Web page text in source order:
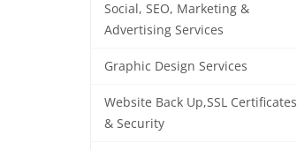
Social, SEO, Marketing &
Advertising Services
Graphic Design Services
Website Back Up,SSL Certificates
& Security